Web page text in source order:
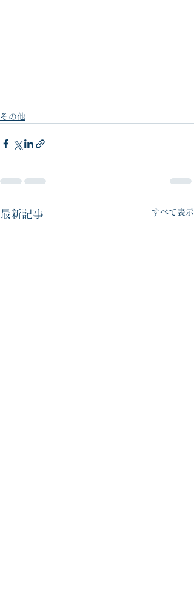
その他
最新記事 すべて表示